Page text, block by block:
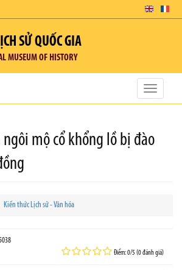
SỬ QUỐC GIA
MUSEUM OF HISTORY
Toggle
mộ cổ khổng lồ bị đào
Kiến thức Lịch sử - Văn hóa
Điểm: 0/5 (0 đánh giá)